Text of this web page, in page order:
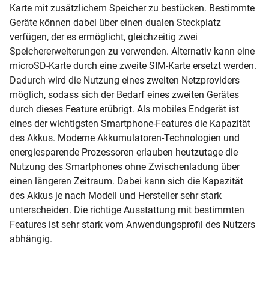
Karte mit zusätzlichem Speicher zu bestücken. Bestimmte
Geräte können dabei über einen dualen Steckplatz
verfügen, der es ermöglicht, gleichzeitig zwei
Speichererweiterungen zu verwenden. Alternativ kann eine
microSD-Karte durch eine zweite SIM-Karte ersetzt werden.
Dadurch wird die Nutzung eines zweiten Netzproviders
möglich, sodass sich der Bedarf eines zweiten Gerätes
durch dieses Feature erübrigt. Als mobiles Endgerät ist
eines der wichtigsten Smartphone-Features die Kapazität
des Akkus. Moderne Akkumulatoren-Technologien und
energiesparende Prozessoren erlauben heutzutage die
Nutzung des Smartphones ohne Zwischenladung über
einen längeren Zeitraum. Dabei kann sich die Kapazität
des Akkus je nach Modell und Hersteller sehr stark
unterscheiden. Die richtige Ausstattung mit bestimmten
Features ist sehr stark vom Anwendungsprofil des Nutzers
abhängig.